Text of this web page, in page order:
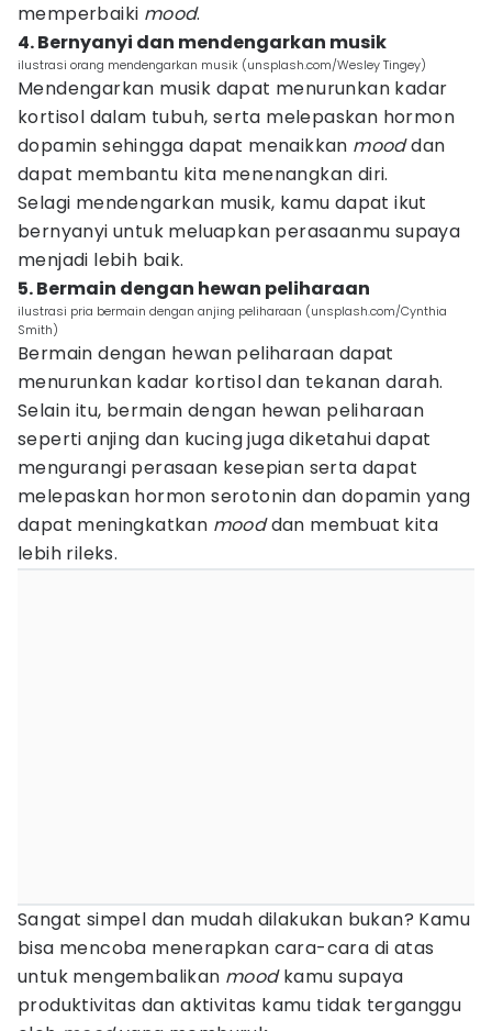
memperbaiki mood.
4. Bernyanyi dan mendengarkan musik
ilustrasi orang mendengarkan musik (unsplash.com/Wesley Tingey)
Mendengarkan musik dapat menurunkan kadar
kortisol dalam tubuh, serta melepaskan hormon
dopamin sehingga dapat menaikkan mooddan
dapat membantu kita menenangkan diri.
Selagi mendengarkan musik, kamu dapat ikut
bernyanyi untuk meluapkan perasaanmu supaya
menjadi lebih baik.
5. Bermain dengan hewan peliharaan
ilustrasi pria bermain dengan anjing peliharaan (unsplash.com/Cynthia
Smith)
Bermain dengan hewan peliharaan dapat
menurunkan kadar kortisol dan tekanan darah.
Selain itu, bermain dengan hewan peliharaan
seperti anjing dan kucing juga diketahui dapat
mengurangi perasaan kesepian serta dapat
melepaskan hormon serotonin dan dopamin yang
dapat meningkatkan mooddan membuat kita
lebih rileks.
Sangat simpel dan mudah dilakukan bukan? Kamu
bisa mencoba menerapkan cara-cara di atas
untuk mengembalikan moodkamu supaya
produktivitas dan aktivitas kamu tidak terganggu